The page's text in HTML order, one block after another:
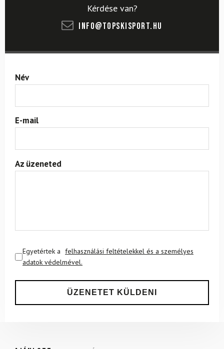
Kérdése van?
info@topskisport.hu
Név
E-mail
Az üzeneted
Egyetértek a felhasználási feltételekkel és a személyes
adatok védelmével.